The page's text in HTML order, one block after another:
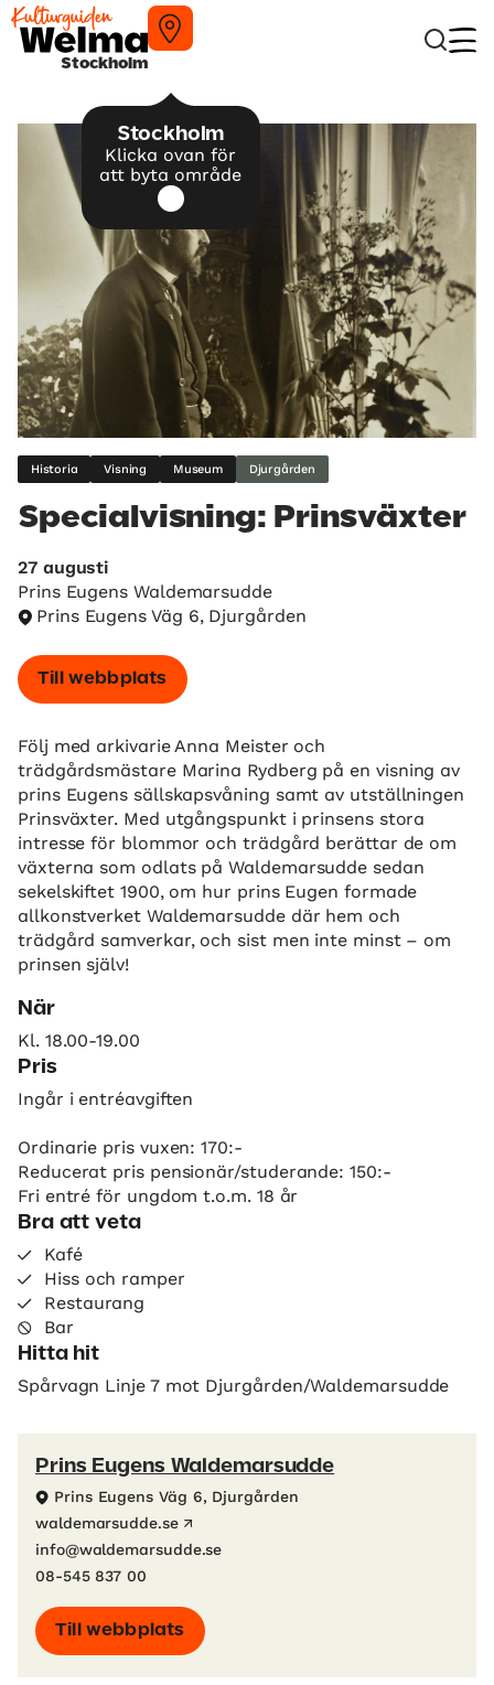
Stockholm
Stockholm
Klicka ovan för
att byta område
Historia Visning Museum Djurgården
Specialvisning: Prinsväxter
27 augusti
Prins Eugens Waldemarsudde
Prins Eugens Väg 6, Djurgården
Till webbplats
Följ med arkivarie Anna Meister och
trädgårdsmästare Marina Rydberg på en visning av
prins Eugens sällskapsvåning samt av utställningen
Prinsväxter. Med utgångspunkt i prinsens stora
intresse för blommor och trädgård berättar de om
växterna som odlats på Waldemarsudde sedan
sekelskiftet 1900, om hur prins Eugen formade
allkonstverket Waldemarsudde där hem och
trädgård samverkar, och sist men inte minst – om
prinsen själv!
När
Kl. 18.00-19.00
Pris
Ingår i entréavgiften
Ordinarie pris vuxen: 170:-
Reducerat pris pensionär/studerande: 150:-
Fri entré för ungdom t.o.m. 18 år
Bra att veta
Kafé
Hiss och ramper
Restaurang
Bar
Hitta hit
Spårvagn Linje 7 mot Djurgården/Waldemarsudde
Prins Eugens Waldemarsudde
Prins Eugens Väg 6, Djurgården
waldemarsudde.se
info@waldemarsudde.se
08-545 837 00
Till webbplats